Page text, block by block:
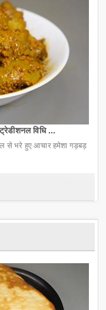
विधि ...
से भरे हुए आचार हमेशा गड़बड़